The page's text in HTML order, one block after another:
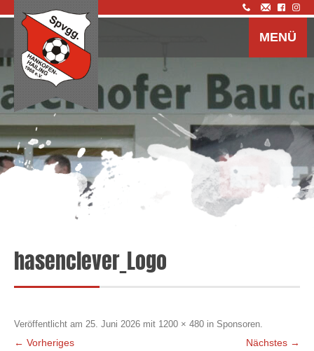
MENÜ
hasenclever_Logo
Veröffentlicht am 25. Juni 2026 mit 1200 × 480 in Sponsoren.
← Vorheriges Nächstes →